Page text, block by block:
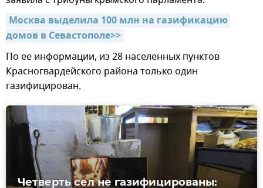
Москва выделила 100 млн на газификацию
домов в Севастополе>>
По ее информации, из 28 населенных пунктов
Красногвардейского района только один
газифицирован.
Четверть сел не газифицированы: